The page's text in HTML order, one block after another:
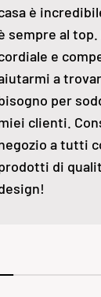
è
sempre al
e
a
per
clienti.
a tutti
di